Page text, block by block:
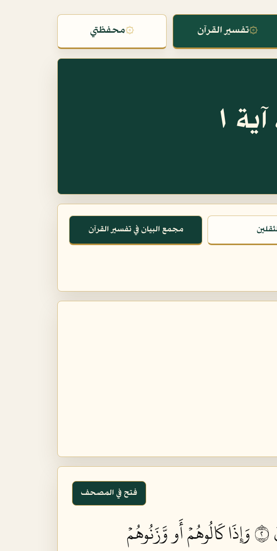
۞تفسير القرآن ۞محفظتي
١
مجمع البيان في تفسير القرآن
فتح في المصحف
وَإِذَا كَالُوهُمۡ أَو وَّزَنُوهُمۡ